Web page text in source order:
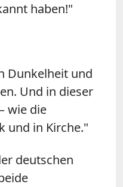
haben!"
Dunkelheit und
Und in dieser
wie die
und in Kirche."
deutschen